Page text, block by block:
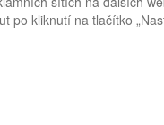
po kliknutí na tlačítko